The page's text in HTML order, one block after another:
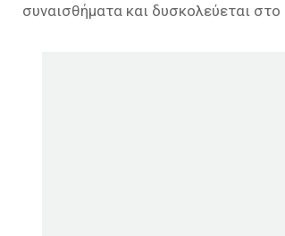
συναισθήματα και δυσκολεύεται